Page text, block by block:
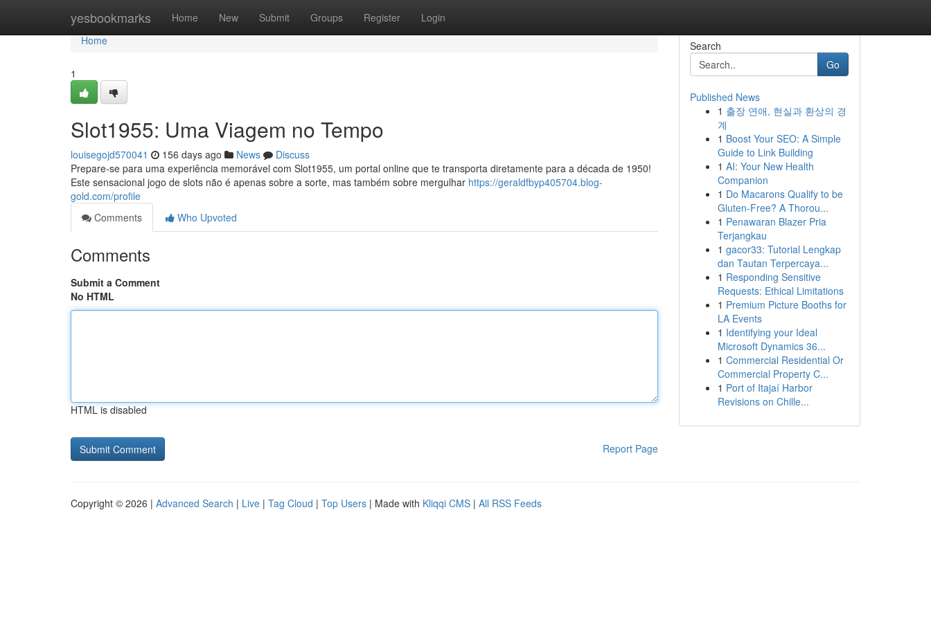
yesbookmarks Home New Submit Groups Register Login
Home
Home
1
Slot1955: Uma Viagem no Tempo
louisegojd570041 156 days ago News
Discuss
Prepare-se para uma experiência memorável com Slot1955, um portal online que te transporta diretamente para a década de 1950!
Este sensacional jogo de slots não é apenas sobre a sorte, mas também sobre mergulhar https://geraldfbyp405704.blog-
gold.com/profile
Comments
Who Upvoted
Comments
Submit a Comment
No HTML
HTML is disabled
Report Page
Search
Go
Published News
1 출장 연애, 현실과 환상의 경
계
1 Boost Your SEO: A Simple
Guide to Link Building
1 AI: Your New Health
Companion
1 Do Macarons Qualify to be
Gluten-Free? A Thorou...
1 Penawaran Blazer Pria
Terjangkau
1 gacor33: Tutorial Lengkap
dan Tautan Terpercaya...
1 Responding Sensitive
Requests: Ethical Limitations
1 Premium Picture Booths for
LA Events
1 Identifying your Ideal
Microsoft Dynamics 36...
1 Commercial Residential Or
Commercial Property C...
1 Port of Itajaí Harbor
Revisions on Chille...
Copyright © 2026 | Advanced Search | Live | Tag Cloud | Top Users | Made with Kliqqi CMS | All RSS Feeds